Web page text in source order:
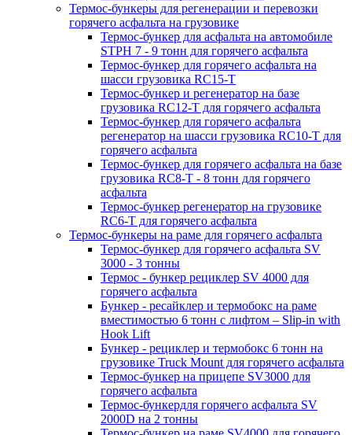
Термос-бункеры для регенерации и перевозки
горячего асфальта на грузовике
Термос-бункер для асфальта на автомобиле
STPH 7 - 9 тонн для горячего асфальта
Термос-бункер для горячего асфальта на
шасси грузовика RC15-T
Термос-бункер и регенератор на базе
грузовика RC12-T для горячего асфальта
Термос-бункер для горячего асфальта
регенератор на шасси грузовика RC10-T для
горячего асфальта
Термос-бункер для горячего асфальта на базе
грузовика RC8-T - 8 тонн для горячего
асфальта
Термос-бункер регенератор на грузовикe
RC6-T для горячего асфальта
Термос-бункеры на раме для горячего асфальта
Термос-бункер для горячего асфальта SV
3000 - 3 тонны
Термос - бункер рециклер SV 4000 для
горячего асфальта
Бункер - ресайклер и термобокс на раме
вместимостью 6 тонн с лифтом – Slip-in with
Hook Lift
Бункер - рециклер и термобокс 6 тонн на
грузовике Truck Mount для горячего асфальта
Термос-бункер на прицепе SV3000 для
горячего асфальта
Термос-бункердля горячего асфальта SV
2000D на 2 тонны